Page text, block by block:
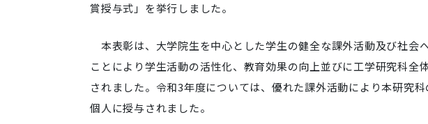
賞授与式」を挙行しました。
本表彰は、大学院生を中心とした学生の健全な課外活動及び社会
ことにより学生活動の活性化、教育効果の向上並びに工学研究科全
されました。令和3年度については、優れた課外活動により本研究
個人に授与されました。